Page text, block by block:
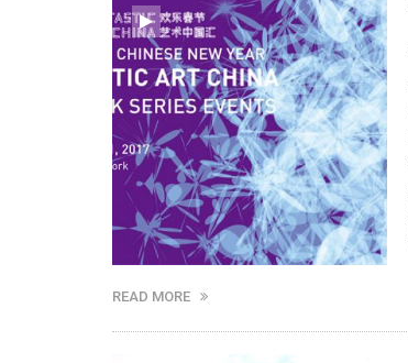
READ MORE